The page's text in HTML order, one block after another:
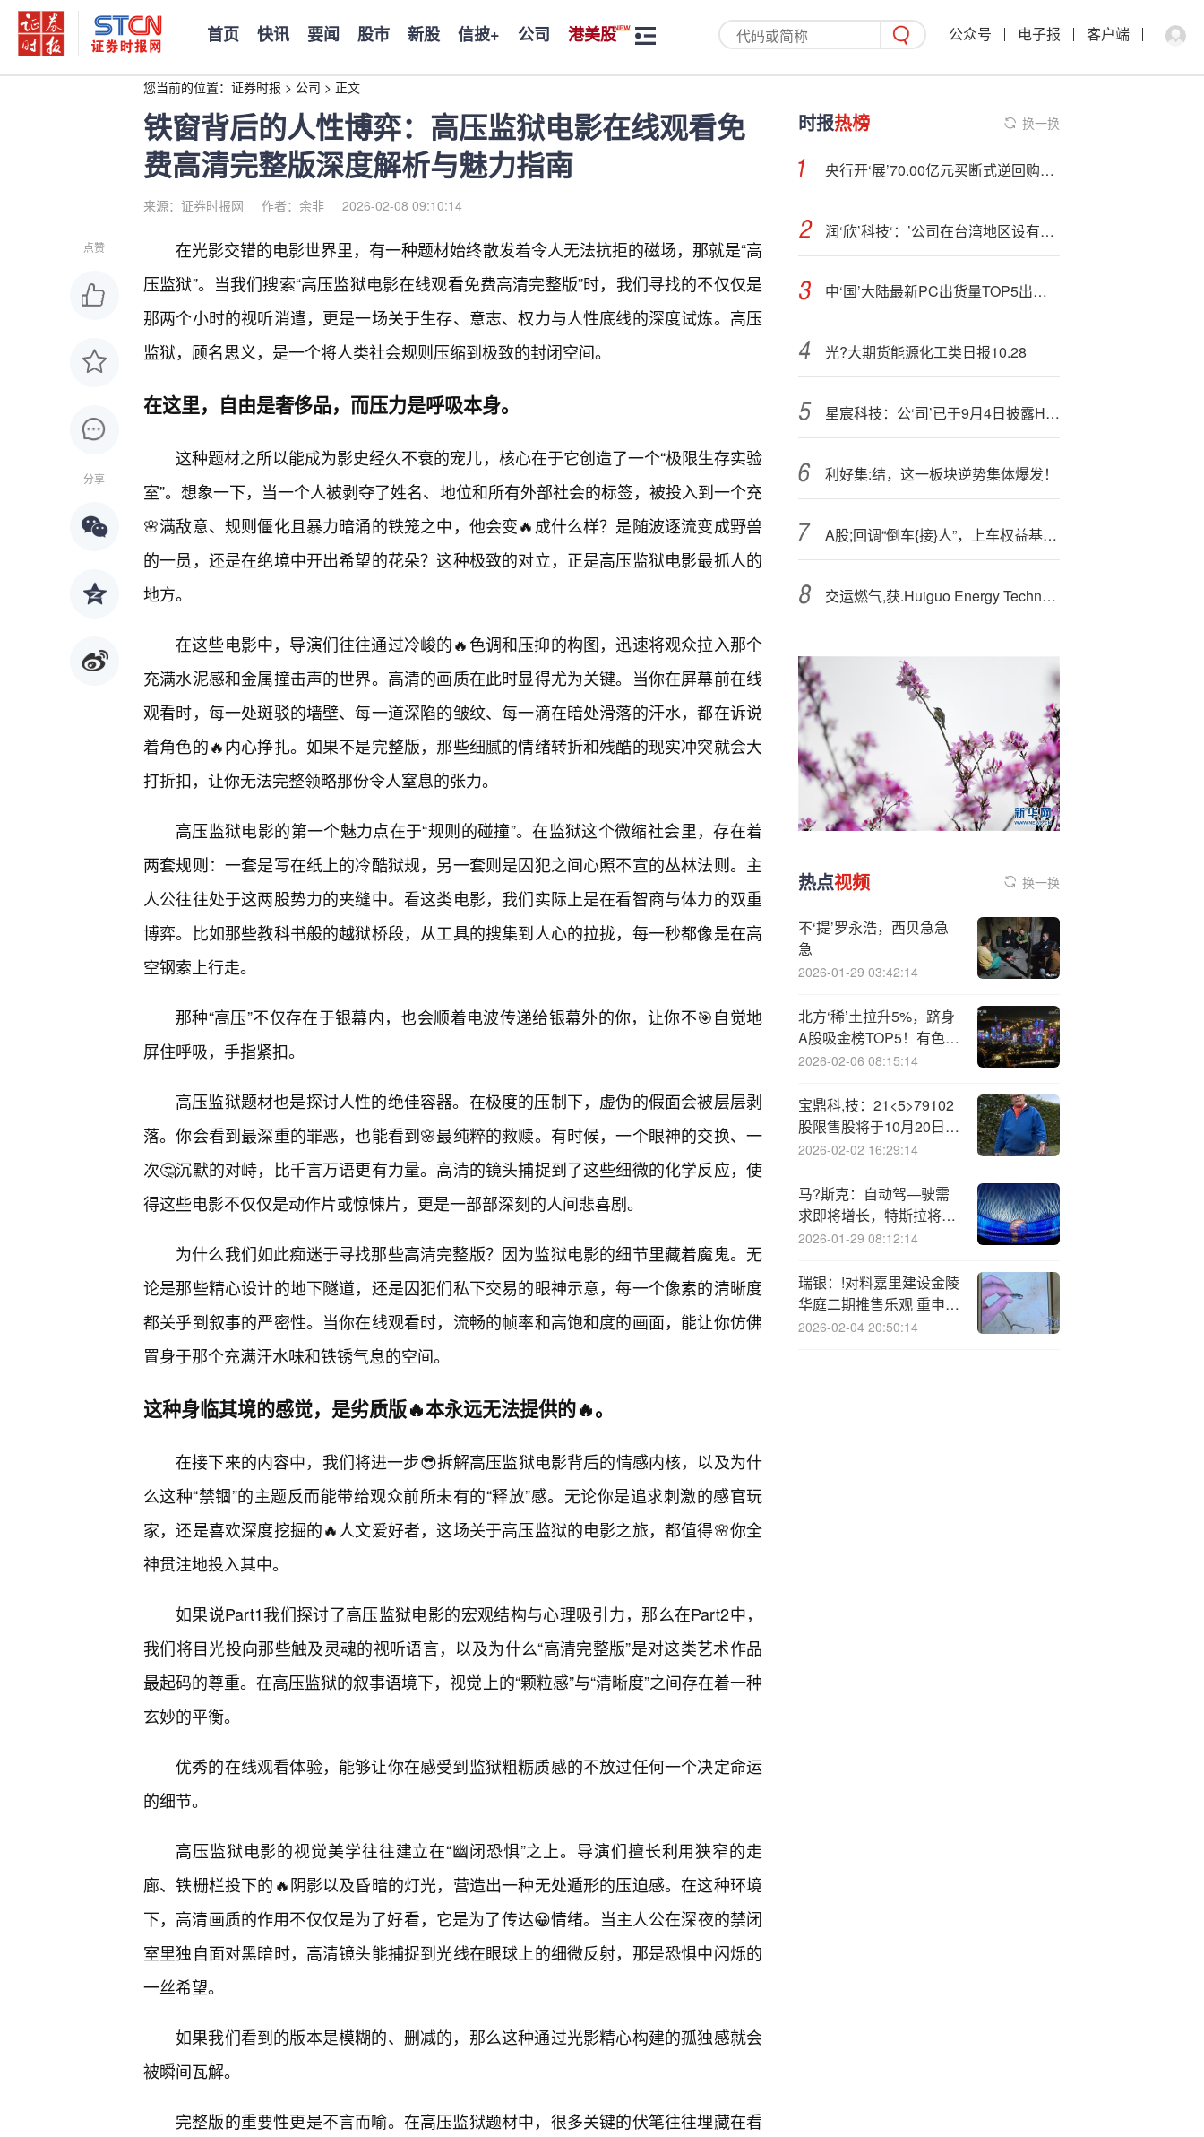
首页 快讯 要闻 股市 新股 信披+ 公司 港美股 公众号 电子报 客户端
您当前的位置： 证券时报 > 公司 > 正文
铁窗背后的人性博弈：高压监狱电影在线观看免
费高清完整版深度解析与魅力指南
来源：证券时报网 作者：余非 2026-02-08 09:10:14
点赞
分享
在光影交错的电影世界里，有一种题材始终散发着令人无法抗拒的磁场，那就是“高
压监狱”。当我们搜索“高压监狱电影在线观看免费高清完整版”时，我们寻找的不仅仅是
那两个小时的视听消遣，更是一场关于生存、意志、权力与人性底线的深度试炼。高压
监狱，顾名思义，是一个将人类社会规则压缩到极致的封闭空间。
在这里，自由是奢侈品，而压力是呼吸本身。
这种题材之所以能成为影史经久不衰的宠儿，核心在于它创造了一个“极限生存实验
室”。想象一下，当一个人被剥夺了姓名、地位和所有外部社会的标签，被投入到一个充
🌸满敌意、规则僵化且暴力暗涌的铁笼之中，他会变🔥成什么样？是随波逐流变成野兽
的一员，还是在绝境中开出希望的花朵？这种极致的对立，正是高压监狱电影最抓人的
地方。
在这些电影中，导演们往往通过冷峻的🔥色调和压抑的构图，迅速将观众拉入那个
充满水泥感和金属撞击声的世界。高清的画质在此时显得尤为关键。当你在屏幕前在线
观看时，每一处斑驳的墙壁、每一道深陷的皱纹、每一滴在暗处滑落的汗水，都在诉说
着角色的🔥内心挣扎。如果不是完整版，那些细腻的情绪转折和残酷的现实冲突就会大
打折扣，让你无法完整领略那份令人窒息的张力。
高压监狱电影的第一个魅力点在于“规则的碰撞”。在监狱这个微缩社会里，存在着
两套规则：一套是写在纸上的冷酷狱规，另一套则是囚犯之间心照不宣的丛林法则。主
人公往往处于这两股势力的夹缝中。看这类电影，我们实际上是在看智商与体力的双重
博弈。比如那些教科书般的越狱桥段，从工具的搜集到人心的拉拢，每一秒都像是在高
空钢索上行走。
那种“高压”不仅存在于银幕内，也会顺着电波传递给银幕外的你，让你不🎯自觉地
屏住呼吸，手指紧扣。
高压监狱题材也是探讨人性的绝佳容器。在极度的压制下，虚伪的假面会被层层剥
落。你会看到最深重的罪恶，也能看到🌸最纯粹的救赎。有时候，一个眼神的交换、一
次🤔沉默的对峙，比千言万语更有力量。高清的镜头捕捉到了这些细微的化学反应，使
得这些电影不仅仅是动作片或惊悚片，更是一部部深刻的人间悲喜剧。
为什么我们如此痴迷于寻找那些高清完整版？因为监狱电影的细节里藏着魔鬼。无
论是那些精心设计的地下隧道，还是囚犯们私下交易的眼神示意，每一个像素的清晰度
都关乎到叙事的严密性。当你在线观看时，流畅的帧率和高饱和度的画面，能让你仿佛
置身于那个充满汗水味和铁锈气息的空间。
这种身临其境的感觉，是劣质版🔥本永远无法提供的🔥。
在接下来的内容中，我们将进一步😎拆解高压监狱电影背后的情感内核，以及为什
么这种“禁锢”的主题反而能带给观众前所未有的“释放”感。无论你是追求刺激的感官玩
家，还是喜欢深度挖掘的🔥人文爱好者，这场关于高压监狱的电影之旅，都值得🌸你全
神贯注地投入其中。
如果说Part1我们探讨了高压监狱电影的宏观结构与心理吸引力，那么在Part2中，
我们将目光投向那些触及灵魂的视听语言，以及为什么“高清完整版”是对这类艺术作品
最起码的尊重。在高压监狱的叙事语境下，视觉上的“颗粒感”与“清晰度”之间存在着一种
玄妙的平衡。
优秀的在线观看体验，能够让你在感受到监狱粗粝质感的不放过任何一个决定命运
的细节。
高压监狱电影的视觉美学往往建立在“幽闭恐惧”之上。导演们擅长利用狭窄的走
廊、铁栅栏投下的🔥阴影以及昏暗的灯光，营造出一种无处遁形的压迫感。在这种环境
下，高清画质的作用不仅仅是为了好看，它是为了传达😀情绪。当主人公在深夜的禁闭
室里独自面对黑暗时，高清镜头能捕捉到光线在眼球上的细微反射，那是恐惧中闪烁的
一丝希望。
如果我们看到的版本是模糊的、删减的，那么这种通过光影精心构建的孤独感就会
被瞬间瓦解。
完整版的重要性更是不言而喻。在高压监狱题材中，很多关键的伏笔往往埋藏在看
时报热榜 换一换
央行开‘展’70.00亿元买断式逆回购操作
润‘欣’科技‘：’公司在台湾地区设有分支机构
中‘国’大陆最新PC出货量TOP5出炉：华为第二 仅次于联想
光?大期货能源化工类日报10.28
星宸科技：公‘司’已于9月4日披露H股相关进展的公告，目前正与各中介机构合作中
利好集:结，这一板块逆势集体爆发！
A股;回调“倒车{接}人”，上车权益基金时机来了？
交运燃气,获.Huiguo Energy Technology Limited增持2200万股 每股作价约0.58港元
热点视频 换一换
不‘提’罗永浩，西贝急急
急
2026-01-29 03:42:14
北方‘稀’土拉升5%，跻身
A股吸金榜TOP5！有色龙
头ETF（159876）盘中
“上行台阶”
2026-02-06 08:15:14
宝鼎科,技：21<5>79102
股限售股将于10月20日上
市流通
2026-02-02 16:29:14
马?斯克：自动驾—驶需
求即将增长，特斯拉将随
之加快新车生产步伐
2026-01-29 08:12:14
瑞银：!对料嘉里建设金陵
华庭二期推售乐观 重申
“买入”评级
2026-02-04 20:50:14